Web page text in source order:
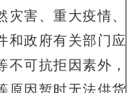
害、重大疫情、
和政府有关部门应
不可抗拒因素外，
原因暂时无法供货